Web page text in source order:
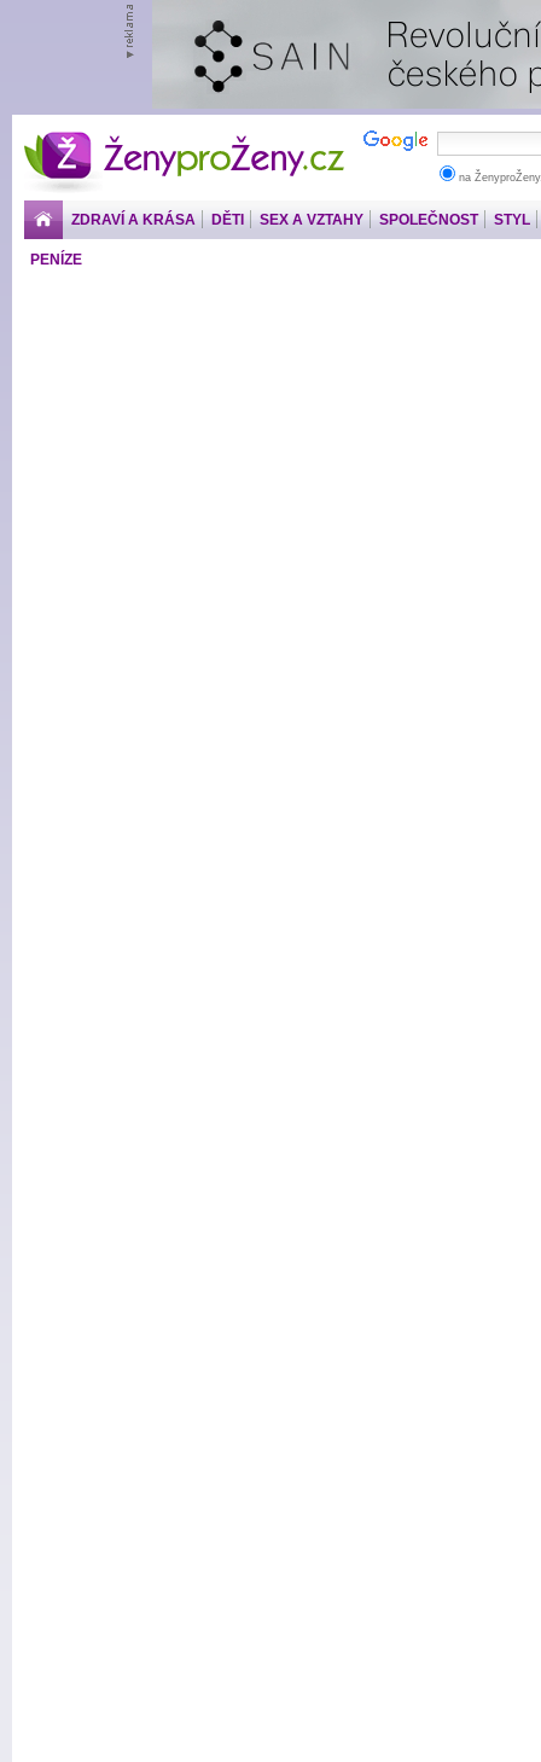
ŽenyproŽeny.cz
na
ZDRAVÍ A KRÁSA DĚTI SEX A VZTAHY SPOLEČNOST STYL
PENÍZE